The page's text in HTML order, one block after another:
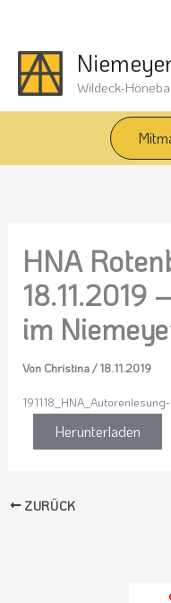
springen
Wildeck-
HNA
18.11.2019
im
Von Christina /18.11.2019
Herunterladen
ZURÜCK